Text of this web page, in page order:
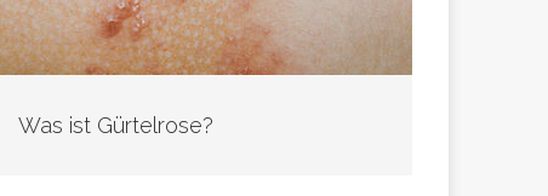
Was ist Gürtelrose?